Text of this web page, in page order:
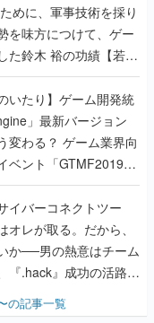
いたり】ゲーム開発統
」最新バージョン
変わる？ ゲーム業界向
ベント「GTMF2019」
を深めよう【PR】
イバーコネクトツー
オレが取る。だから、
か──男の熱意はチーム
『.hack』成功の活路を
松山 洋に流れる血は
だった【若ゲのいた
の記事一覧